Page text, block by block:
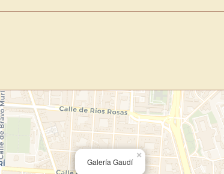
Galería Gaudí
×
Administra tu Espacio de Arte